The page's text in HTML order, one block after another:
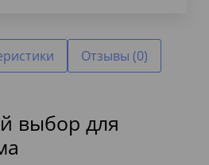
Отзывы (0)
выбор для